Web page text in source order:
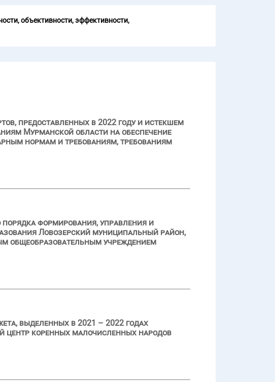
объективности, эффективности,
предоставленных в 2022 году и истекшем
Мурманской области на обеспечение
нормам и требованиям, требованиям
порядка формирования, управления и
Ловозерский муниципальный район,
общеобразовательным учреждением
выделенных в 2021 – 2022 годах
центр коренных малочисленных народов